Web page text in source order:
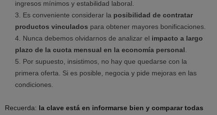
ingresos mínimos y estabilidad laboral.
Es conveniente considerar la posibilidad de contratar
productos vinculados para obtener mayores bonificaciones.
Nunca debemos olvidarnos de analizar el impacto a largo
plazo de la cuota mensual en la economía personal.
Por supuesto, insistimos, no hay que quedarse con la
primera oferta. Si es posible, negocia y pide mejoras en las
condiciones.
Recuerda: la clave está en informarse bien y comparar todas